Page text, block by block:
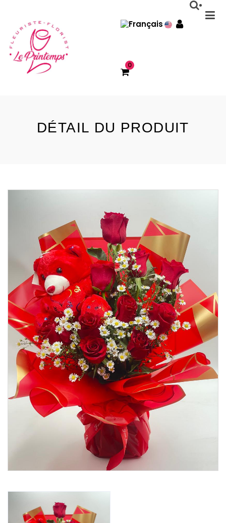
0
DÉTAIL DU PRODUIT